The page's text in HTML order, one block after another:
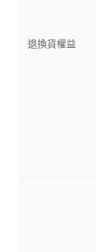
退換貨權益